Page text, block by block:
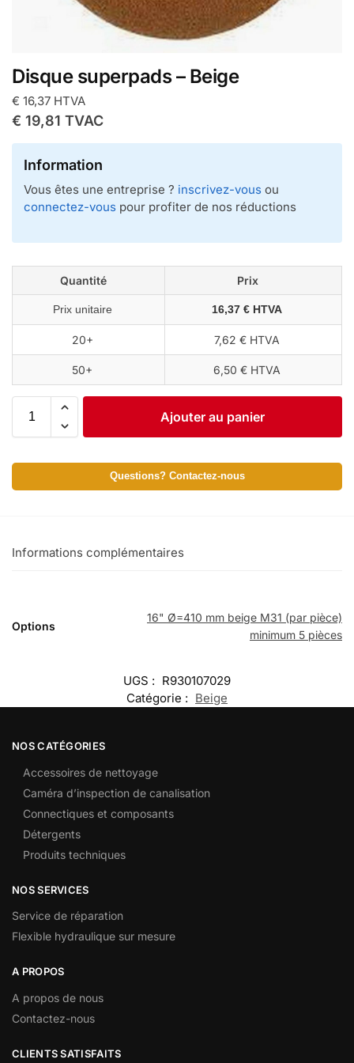
Disque superpads – Beige
€ 16,37 HTVA
€ 19,81 TVAC
Information
Vous êtes une entreprise ? inscrivez-vous ou
connectez-vous pour profiter de nos réductions
Quantité Prix
Prix unitaire 16,37 € HTVA
20+ 7,62 € HTVA
50+ 6,50 € HTVA
Ajouter au panier
Questions? Contactez-nous
Informations complémentaires
Options
16" Ø=410 mm beige M31 (par pièce)
minimum 5 pièces
UGS : R930107029
Catégorie : Beige
NOS CATÉGORIES
Accessoires de nettoyage
Caméra d’inspection de canalisation
Connectiques et composants
Détergents
Produits techniques
NOS SERVICES
Service de réparation
Flexible hydraulique sur mesure
A PROPOS
A propos de nous
Contactez-nous
CLIENTS SATISFAITS